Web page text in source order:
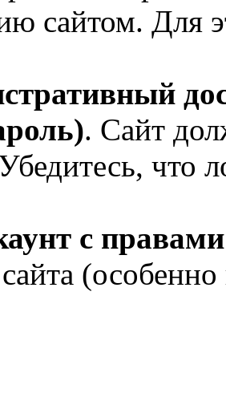
сайтом. Для
. Сайт
что
с